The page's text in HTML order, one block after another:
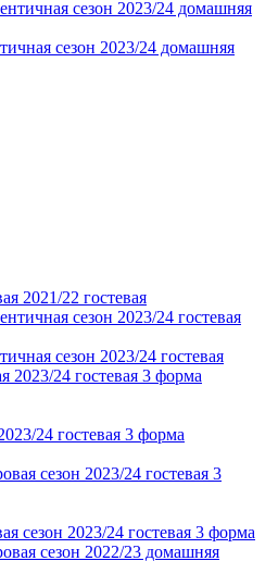
сезон 2023/24 домашняя
2021/22 гостевая
сезон 2023/24 гостевая
24 гостевая 3 форма
сезон 2023/24 гостевая 3 форма